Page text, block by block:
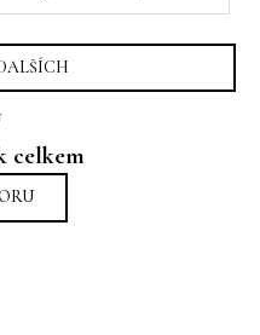
celkem